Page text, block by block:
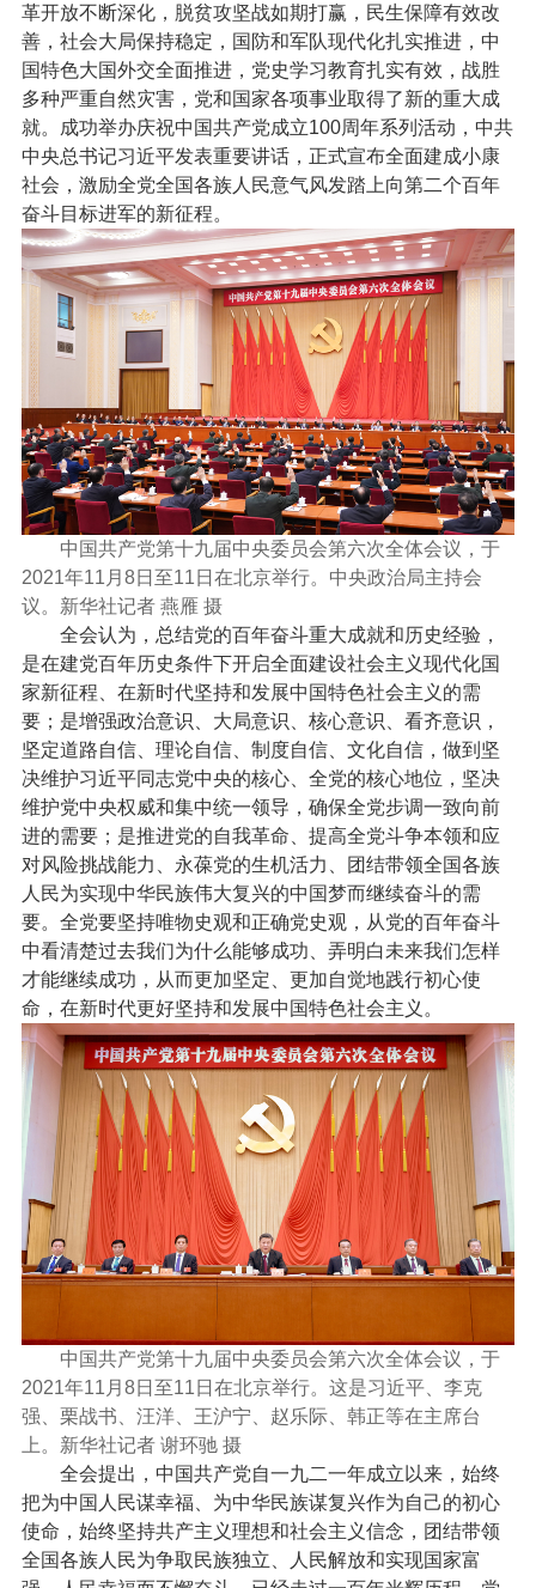
革开放不断深化，脱贫攻坚战如期打赢，民生保障有效改
善，社会大局保持稳定，国防和军队现代化扎实推进，中
国特色大国外交全面推进，党史学习教育扎实有效，战胜
多种严重自然灾害，党和国家各项事业取得了新的重大成
就。成功举办庆祝中国共产党成立100周年系列活动，中共
中央总书记习近平发表重要讲话，正式宣布全面建成小康
社会，激励全党全国各族人民意气风发踏上向第二个百年
奋斗目标进军的新征程。
中国共产党第十九届中央委员会第六次全体会议，于
2021年11月8日至11日在北京举行。中央政治局主持会
议。新华社记者 燕雁 摄
全会认为，总结党的百年奋斗重大成就和历史经验，
是在建党百年历史条件下开启全面建设社会主义现代化国
家新征程、在新时代坚持和发展中国特色社会主义的需
要；是增强政治意识、大局意识、核心意识、看齐意识，
坚定道路自信、理论自信、制度自信、文化自信，做到坚
决维护习近平同志党中央的核心、全党的核心地位，坚决
维护党中央权威和集中统一领导，确保全党步调一致向前
进的需要；是推进党的自我革命、提高全党斗争本领和应
对风险挑战能力、永葆党的生机活力、团结带领全国各族
人民为实现中华民族伟大复兴的中国梦而继续奋斗的需
要。全党要坚持唯物史观和正确党史观，从党的百年奋斗
中看清楚过去我们为什么能够成功、弄明白未来我们怎样
才能继续成功，从而更加坚定、更加自觉地践行初心使
命，在新时代更好坚持和发展中国特色社会主义。
中国共产党第十九届中央委员会第六次全体会议，于
2021年11月8日至11日在北京举行。这是习近平、李克
强、栗战书、汪洋、王沪宁、赵乐际、韩正等在主席台
上。新华社记者 谢环驰 摄
全会提出，中国共产党自一九二一年成立以来，始终
把为中国人民谋幸福、为中华民族谋复兴作为自己的初心
使命，始终坚持共产主义理想和社会主义信念，团结带领
全国各族人民为争取民族独立、人民解放和实现国家富